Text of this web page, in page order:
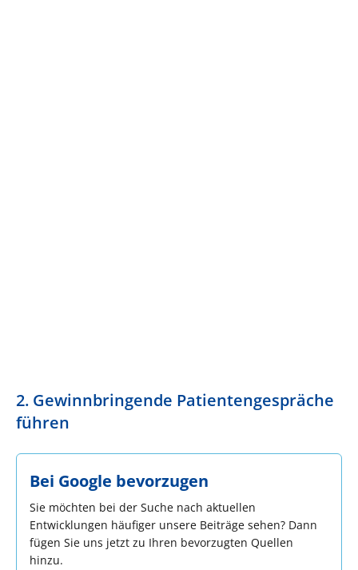
2. Gewinnbringende Patientengespräche
führen
Bei Google bevorzugen
Sie möchten bei der Suche nach aktuellen
Entwicklungen häufiger unsere Beiträge sehen? Dann
fügen Sie uns jetzt zu Ihren bevorzugten Quellen
hinzu.